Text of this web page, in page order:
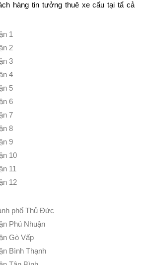
hàng tin tưởng thuê xe cẩu tại tẩ cả
1
2
3
4
5
6
7
8
9
10
11
12
phố Thủ Đức
Phú Nhuận
Gò Vấp
Bình Thạnh